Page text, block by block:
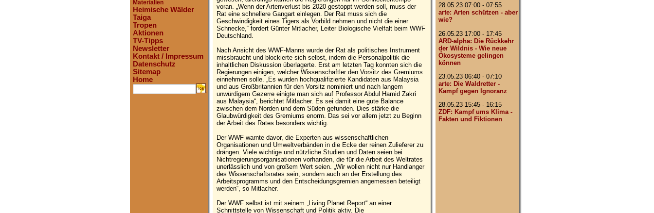
Materialien
Heimische Wälder
Taiga
Tropen
Aktionen
TV-Tipps
Newsletter
Kontakt / Impressum
Datenschutz
Sitemap
Home
.
voran. „Wenn der Artenverlust bis 2020 gestoppt werden soll, muss der
Rat eine schnellere Gangart einlegen. Der Rat muss sich die
Geschwindigkeit eines Tigers als Vorbild nehmen und nicht die einer
Schnecke,“ fordert Günter Mitlacher, Leiter Biologische Vielfalt beim WWF
Deutschland.
Nach Ansicht des WWF-Manns wurde der Rat als politisches Instrument
missbraucht und blockierte sich selbst, indem die Personalpolitik die
inhaltlichen Diskussion überlagerte. Erst am letzten Tag konnten sich die
Regierungen einigen, welcher Wissenschaftler den Vorsitz des Gremiums
einnehmen solle. „Es wurden hochqualifizierte Kandidaten aus Malaysia
und aus Großbritannien für den Vorsitz nominiert und nach langem
unwürdigem Gezerre einigte man sich auf Professor Abdul Hamid Zakri
aus Malaysia“, berichtet Mitlacher. Es sei damit eine gute Balance
zwischen dem Norden und dem Süden gefunden. Dies stärke die
Glaubwürdigkeit des Gremiums enorm. Das sei vor allem jetzt zu Beginn
der Arbeit des Rates besonders wichtig.
Der WWF warnte davor, die Experten aus wissenschaftlichen
Organisationen und Umweltverbänden in die Ecke der reinen Zulieferer zu
drängen. Viele wichtige und nützliche Studien und Daten seien bei
Nichtregierungsorganisationen vorhanden, die für die Arbeit des Weltrates
unerlässlich und von großem Wert seien. „Wir wollen nicht nur Handlanger
des Wissenschaftsrates sein, sondern auch an der Erstellung des
Arbeitsprogramms und den Entscheidungsgremien angemessen beteiligt
werden“, so Mitlacher.
Der WWF selbst ist mit seinem „Living Planet Report“ an einer
Schnittstelle von Wissenschaft und Politik aktiv. Die
28.05.23 07:00 - 07:55
arte: Arten schützen - aber
wie?
26.05.23 17:00 - 17:45
ARD-alpha: Die Rückkehr
der Wildnis - Wie neue
Ökosysteme gelingen
können
23.05.23 06:40 - 07:10
arte: Die Waldretter -
Kampf gegen Ignoranz
28.05.23 15:45 - 16:15
ZDF: Kampf ums Klima -
Fakten und Fiktionen